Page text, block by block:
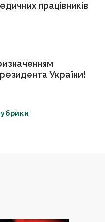
працівників
України!